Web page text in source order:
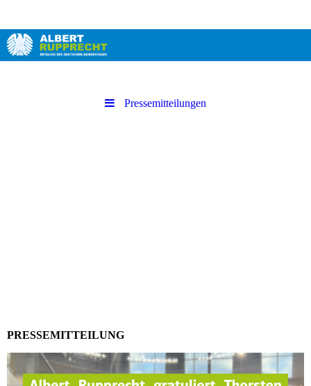
Pressemitteilungen
PRESSEMITTEILUNG